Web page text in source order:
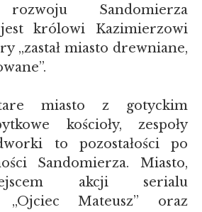
Sandomierza
królowi Kazimierzowi
„zastał miasto drewniane,
miasto z gotyckim
kościoły, zespoły
to pozostałości po
Sandomierza. Miasto,
akcji serialu
„Ojciec Mateusz” oraz